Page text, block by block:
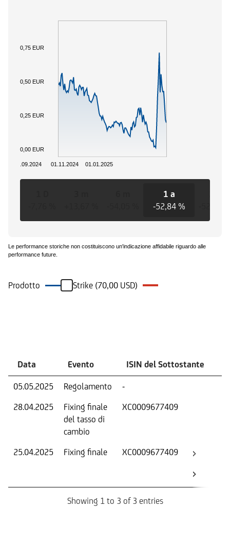
01.11.2024 01.01.2025
01.09.2024
0,00 EUR
0,25 EUR
0,50 EUR
0,75 EUR
1 a
-52,84 %
Le performance storiche non costituiscono un'indicazione affidabile riguardo alle
performance future.
Prodotto Strike (70,00 USD)
Data Evento ISIN del Sottostante
05.05.2025 Regolamento -
28.04.2025
Fixing finale
del tasso di
cambio
XC0009677409
25.04.2025 Fixing finale XC0009677409
Showing 1 to 3 of 3 entries